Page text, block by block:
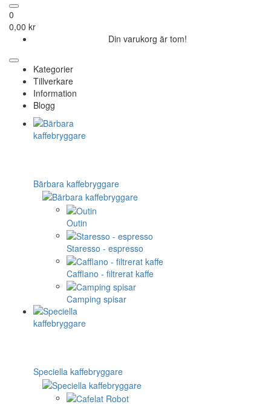
0
0,00 kr
Din varukorg är tom!
Kategorier
Tillverkare
Information
Blogg
Bärbara kaffebryggare
Outin
Staresso - espresso
Cafflano - filtrerat kaffe
Camping spisar
Speciella kaffebryggare